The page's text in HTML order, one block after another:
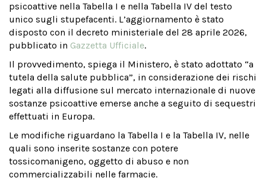
psicoattive nella Tabella I e nella Tabella IV del testo
unico sugli stupefacenti. L’aggiornamento è stato
disposto con il decreto ministeriale del 28 aprile 2026,
pubblicato in Gazzetta Ufficiale.
Il provvedimento, spiega il Ministero, è stato adottato “a
tutela della salute pubblica”, in considerazione dei rischi
legati alla diffusione sul mercato internazionale di nuove
sostanze psicoattive emerse anche a seguito di sequestri
effettuati in Europa.
Le modifiche riguardano la Tabella I e la Tabella IV, nelle
quali sono inserite sostanze con potere
tossicomanigeno, oggetto di abuso e non
commercializzabili nelle farmacie.